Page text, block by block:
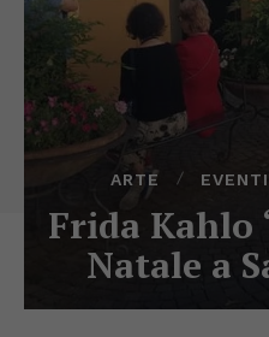
ARTE EVENTI
Frida Kahlo
Natale a